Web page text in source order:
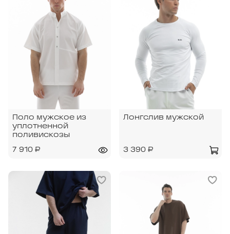
Поло мужское из
уплотненной
поливискозы
7 910 ₽
Лонгслив мужской
3 390 ₽